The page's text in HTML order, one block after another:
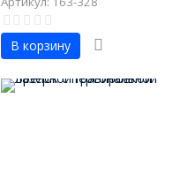
В корзину